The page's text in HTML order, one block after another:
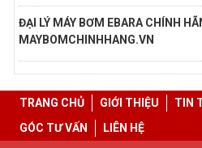
ĐẠI LÝ MÁY BƠM EBARA CHÍNH
MAYBOMCHINHHANG.VN
TRANG CHỦ GIỚI THIỆU TIN
GÓC TƯ VẤN
LIÊN HỆ